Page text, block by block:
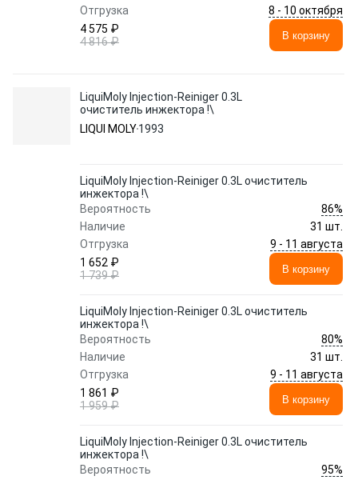
Отгрузка
8 - 10 октября
4 575 ₽
4 816 ₽
В корзину
LiquiMoly Injection-Reiniger 0.3L
очиститель инжектора !\
LIQUI MOLY1993
LiquiMoly Injection-Reiniger 0.3L очиститель
инжектора !\
Вероятность
86%
Наличие
31 шт.
Отгрузка
9 - 11 августа
1 652 ₽
1 739 ₽
В корзину
LiquiMoly Injection-Reiniger 0.3L очиститель
инжектора !\
Вероятность
80%
Наличие
31 шт.
Отгрузка
9 - 11 августа
1 861 ₽
1 959 ₽
В корзину
LiquiMoly Injection-Reiniger 0.3L очиститель
инжектора !\
Вероятность
95%